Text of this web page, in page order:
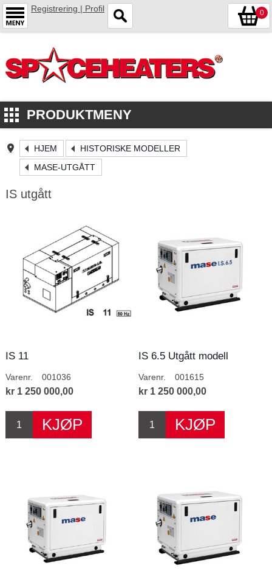
Registrering | Profil 0
PRODUKTMENY
HJEM
HISTORISKE MODELLER
MASE-UTGÅTT
IS utgått
IS 11
Varenr. 001036
kr 1 250 000,00
IS 6.5 Utgått modell
Varenr. 001615
kr 1 250 000,00